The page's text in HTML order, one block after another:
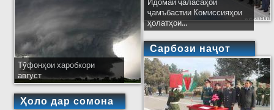
Тӯфонҳои харобкори
август
Ҳоло дар сомона
Идомаи ҷаласаҳои
ҷамъбастии Комиссияҳои
ҳолатҳои...
Сарбози наҷот